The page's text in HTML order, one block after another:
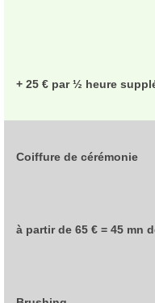
+ 25 € par ½ heure
Coiffure de cérémonie
à partir de 65 € = 45 mn